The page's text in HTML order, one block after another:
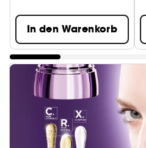
In den Warenkorb